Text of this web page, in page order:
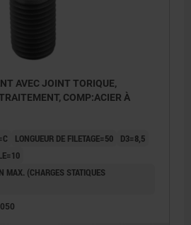
AVEC JOINT TORIQUE,
COMP:ACIER À
LONGUEUR DE FILETAGE=50
D3=8,5
MAX. (CHARGES STATIQUES